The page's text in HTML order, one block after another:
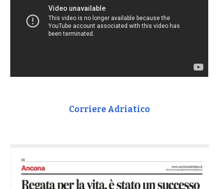
Corriere Adriatico